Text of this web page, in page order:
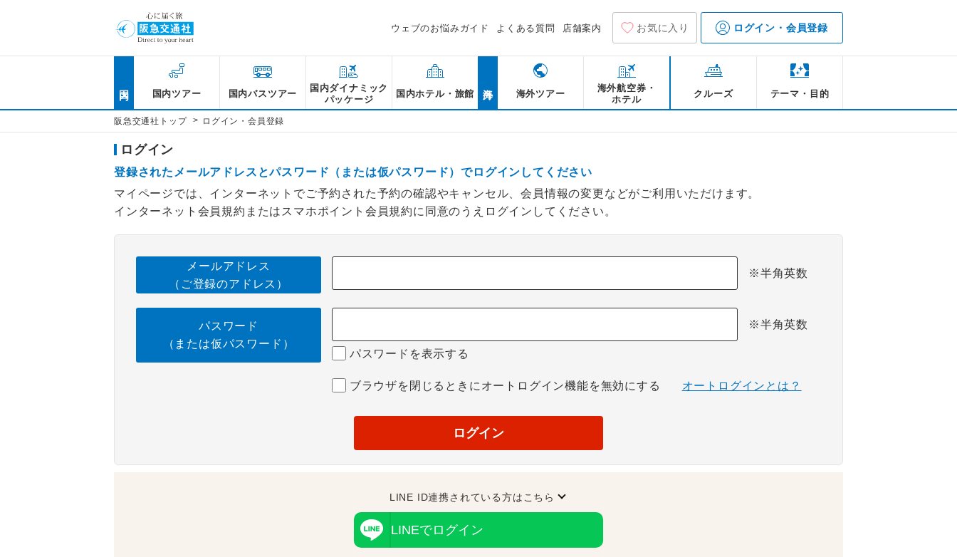
ウェブのお悩みガイド よくある質問 店舗案内 お気に入り ログイン・会員登録
国内ツアー 国内バスツアー
国内ダイナミック
パッケージ
国内ホテル・旅館 海外ツアー
海外航空券・
ホテル
クルーズ テーマ・目的
阪急交通社トップ > ログイン・会員登録
ログイン
登録されたメールアドレスとパスワード（または仮パスワード）でログインしてください
マイページでは、インターネットでご予約された予約の確認やキャンセル、会員情報の変更などがご利用いただけます。
インターネット会員規約またはスマホポイント会員規約に同意のうえログインしてください。
メールアドレス
（ご登録のアドレス）
※半角英数
パスワード
（または仮パスワード）
※半角英数
パスワードを表示する
ブラウザを閉じるときにオートログイン機能を無効にする オートログインとは？
ログイン
LINE ID連携されている方はこちら
LINEでログイン